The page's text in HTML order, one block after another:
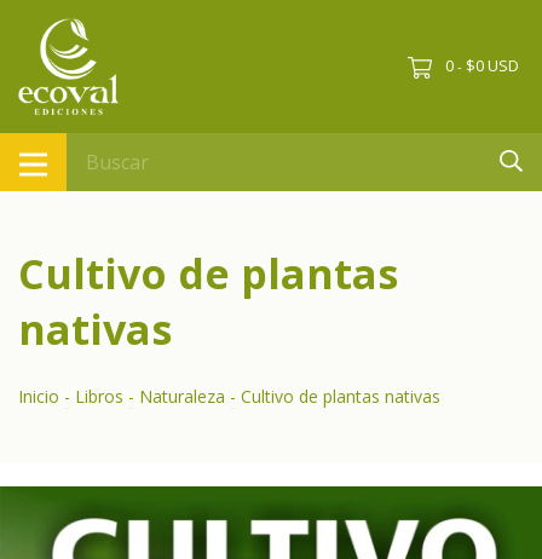
0 - $0 USD
Cultivo de plantas
nativas
Inicio - Libros - Naturaleza - Cultivo de plantas nativas